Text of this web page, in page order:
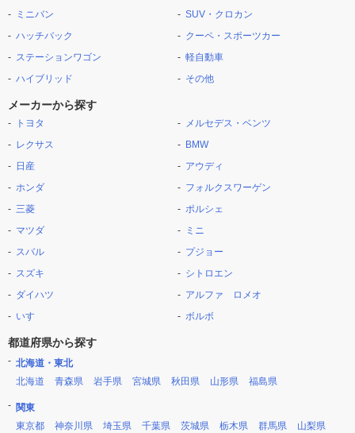
ミニバン
ハッチバック
ステーションワゴン
ハイブリッド
SUV・クロカン
クーペ・スポーツカー
軽自動車
その他
メーカーから探す
トヨタ
レクサス
日産
ホンダ
三菱
マツダ
スバル
スズキ
ダイハツ
いすゞ
メルセデス・ベンツ
BMW
アウディ
フォルクスワーゲン
ポルシェ
ミニ
プジョー
シトロエン
アルファ ロメオ
ボルボ
都道府県から探す
北海道・東北
北海道
青森県 岩手県 宮城県 秋田県 山形県 福島県
関東
東京都
神奈川県 埼玉県 千葉県 茨城県 栃木県 群馬県 山梨県